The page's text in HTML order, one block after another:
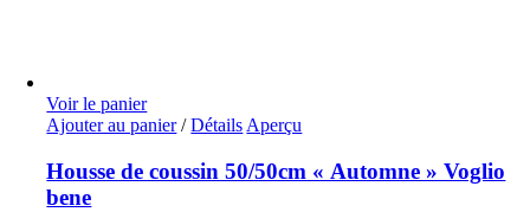
Voir le panier
Ajouter au panier / Détails Aperçu
Housse de coussin 50/50cm « Automne » Voglio
bene